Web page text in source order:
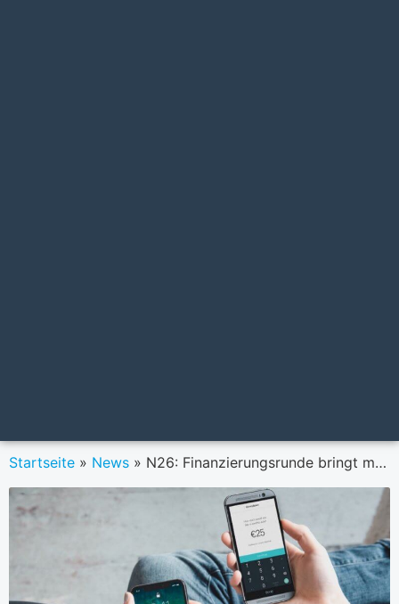
Startseite » News » N26: Finanzierungsrunde bringt mehr als 100 Millionen US-Dollar